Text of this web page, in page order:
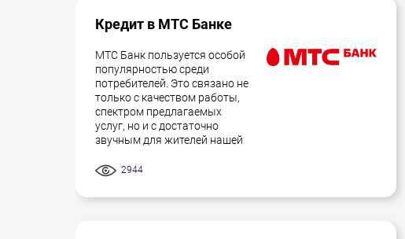
Кредит в МТС Банке
МТС Банк пользуется особой
популярностью среди
потребителей. Это связано не
только с качеством работы,
спектром предлагаемых
услуг, но и с достаточно
звучным для жителей нашей
2944